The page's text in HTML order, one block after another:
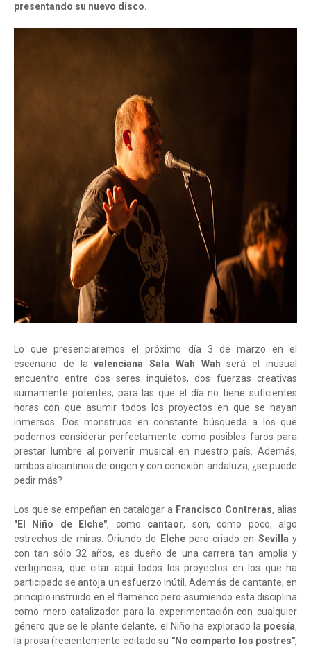
presentando su nuevo disco.
Lo que presenciaremos el próximo día 3 de marzo en el
escenario de lavalenciana Sala Wah Wahserá el inusual
encuentro entre dos seres inquietos, dos fuerzas creativas
sumamente potentes, para las que el día no tiene suficientes
horas con que asumir todos los proyectos en que se hayan
inmersos. Dos monstruos en constante búsqueda a los que
podemos considerar perfectamente como posibles faros para
prestar lumbre al porvenir musical en nuestro país. Además,
ambos alicantinos de origen y con conexión andaluza, ¿se puede
pedir más?
Los que se empeñan en catalogar a Francisco Contreras, alias
"El Niño de Elche", como cantaor, son, como poco, algo
estrechos de miras. Oriundo de
Elche pero criado en Sevillay
con tan sólo 32 años, es dueño de una carrera tan amplia y
vertiginosa, que citar aquí todos los proyectos en los que ha
participado se antoja un esfuerzo inútil. Además de cantante, en
principio instruido en el flamenco pero asumiendo esta disciplina
como mero catalizador para la experimentación con cualquier
género que se le plante delante, el Niño ha explorado la poesía,
la prosa (recientemente editado su "No comparto los postres",